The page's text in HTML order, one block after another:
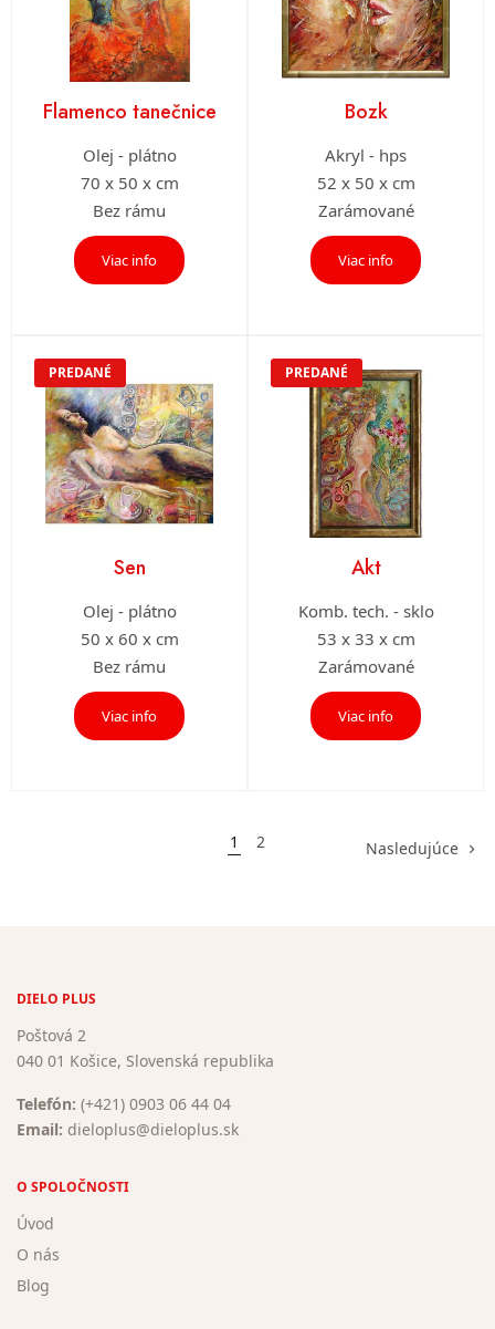
Flamenco tanečnice
Olej - plátno
70 x 50 x cm
Bez rámu
Viac info
Bozk
Akryl - hps
52 x 50 x cm
Zarámované
Viac info
PREDANÉ
Sen
Olej - plátno
50 x 60 x cm
Bez rámu
Viac info
PREDANÉ
Akt
Komb. tech. - sklo
53 x 33 x cm
Zarámované
Viac info
1 2 Nasledujúce
DIELO PLUS
Poštová 2
040 01 Košice, Slovenská republika
Telefón: (+421) 0903 06 44 04
Email: dieloplus@dieloplus.sk
O SPOLOČNOSTI
Úvod
O nás
Blog